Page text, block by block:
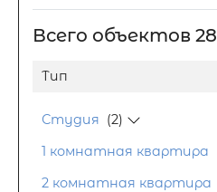
Всего объектов 28
Тип
Студия (2)
1 комнатная квартира
2 комнатная квартира